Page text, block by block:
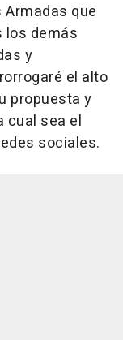
que
los demás
y
el alto
propuesta y
cual sea el
sociales.